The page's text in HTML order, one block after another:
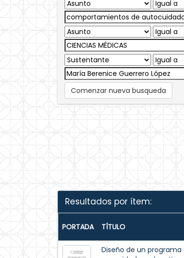
Comenzar nueva busqueda
Resultados por ítem:
PORTADA TÍTULO
Diseño de un